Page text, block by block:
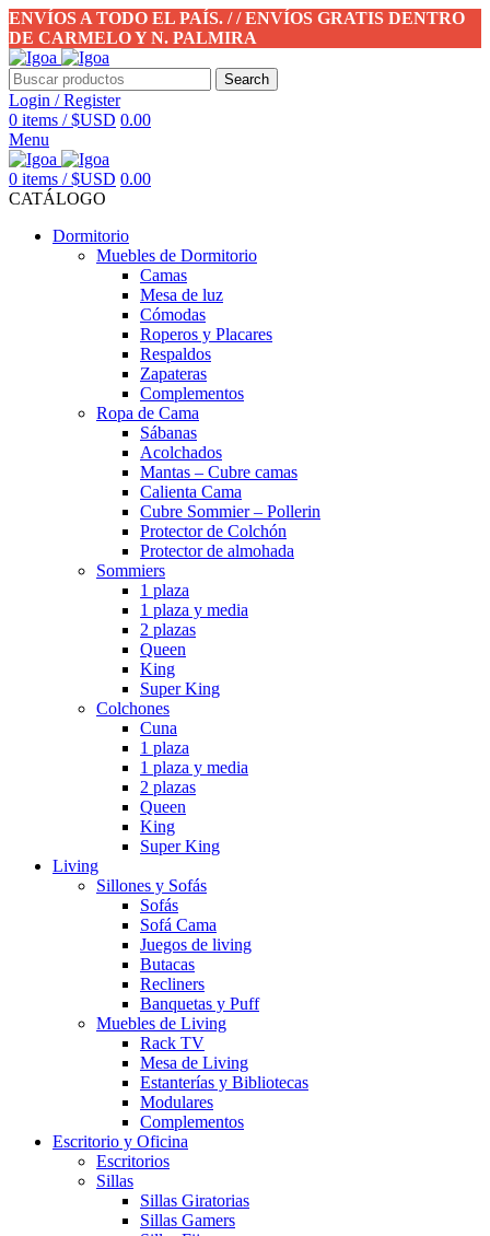
ENVÍOS A TODO EL PAÍS. / / ENVÍOS GRATIS DENTRO
DE CARMELO Y N. PALMIRA
Search
Login / Register
0 items / $USD 0.00
Menu
0 items / $USD 0.00
CATÁLOGO
Dormitorio
Muebles de Dormitorio
Camas
Mesa de luz
Cómodas
Roperos y Placares
Respaldos
Zapateras
Complementos
Ropa de Cama
Sábanas
Acolchados
Mantas – Cubre camas
Calienta Cama
Cubre Sommier – Pollerin
Protector de Colchón
Protector de almohada
Sommiers
1 plaza
1 plaza y media
2 plazas
Queen
King
Super King
Colchones
Cuna
1 plaza
1 plaza y media
2 plazas
Queen
King
Super King
Living
Sillones y Sofás
Sofás
Sofá Cama
Juegos de living
Butacas
Recliners
Banquetas y Puff
Muebles de Living
Rack TV
Mesa de Living
Estanterías y Bibliotecas
Modulares
Complementos
Escritorio y Oficina
Escritorios
Sillas
Sillas Giratorias
Sillas Gamers